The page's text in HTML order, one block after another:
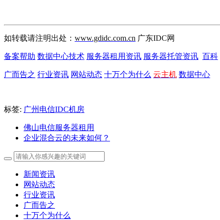
如转载请注明出处： www.gdidc.com.cn 广东IDC网
备案帮助 数据中心技术 服务器租用资讯 服务器托管资讯 百科
广而告之 行业资讯 网站动态 十万个为什么 云主机 数据中心
标签: 广州电信IDC机房
佛山电信服务器租用
企业混合云的未来如何？
新闻资讯
网站动态
行业资讯
广而告之
十万个为什么